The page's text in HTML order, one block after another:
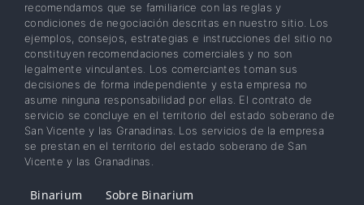
recomendamos que se familiarice con las reglas y
condiciones de negociación descritas en nuestro sitio. Los
ejemplos, consejos, estrategias e instrucciones del sitio no
constituyen recomendaciones comerciales y no son
legalmente vinculantes. Los comerciantes toman sus
decisiones de forma independiente y esta empresa no
asume ninguna responsabilidad por ellas. El contrato de
servicio se concluye en el territorio del estado soberano de
San Vicente y las Granadinas. Los servicios de la empresa
se prestan en el territorio del estado soberano de San
Vicente y las Granadinas.
Binarium Sobre Binarium